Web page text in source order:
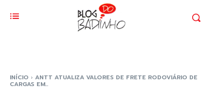
INÍCIO ANTT ATUALIZA VALORES DE FRETE RODOVIÁRIO DE
CARGAS EM...